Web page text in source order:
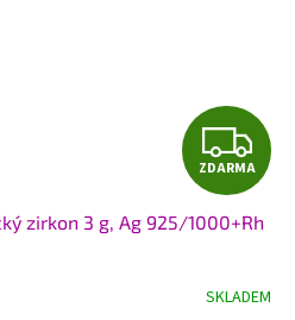
Z
D
A
R
ZDARMA
zirkon 3 g, Ag 925/1000+Rh
SKLADEM